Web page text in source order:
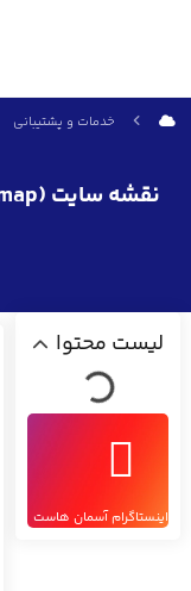
خدمات و پشتیبانی
لیست محتوا
اینستاگرام آسمان هاست